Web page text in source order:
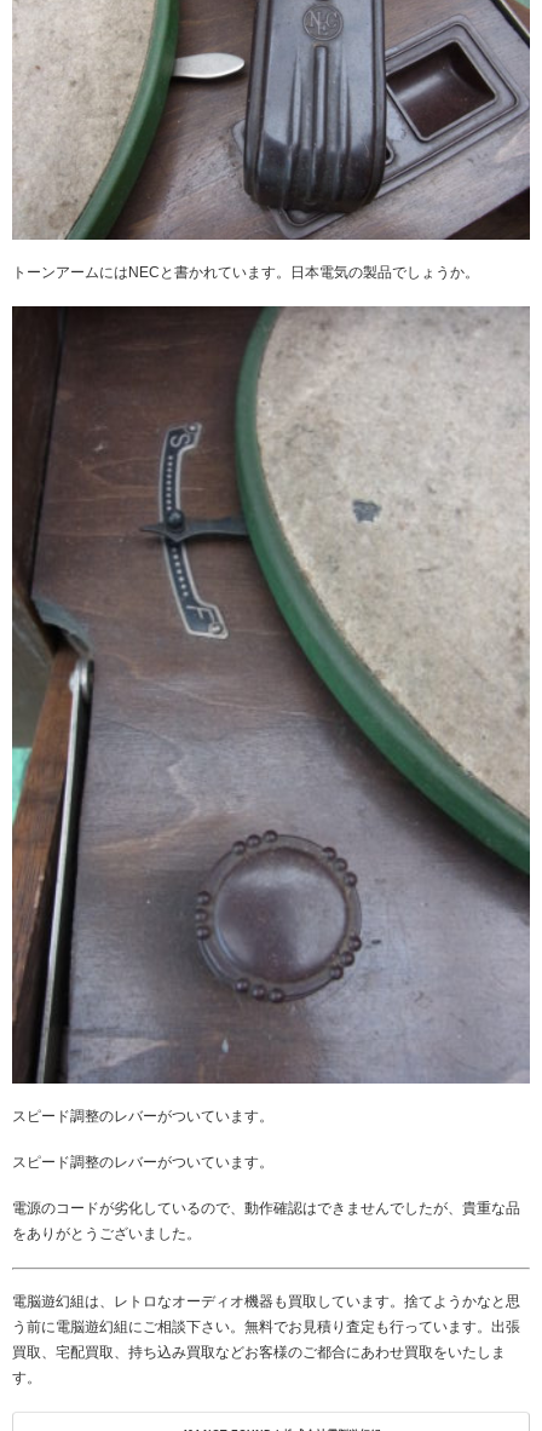
トーンアームにはNECと書かれています。日本電気の製品でしょうか。
スピード調整のレバーがついています。
スピード調整のレバーがついています。
電源のコードが劣化しているので、動作確認はできませんでしたが、貴重な品
をありがとうございました。
電脳遊幻組は、レトロなオーディオ機器も買取しています。捨てようかなと思
う前に電脳遊幻組にご相談下さい。無料でお見積り査定も行っています。出張
買取、宅配買取、持ち込み買取などお客様のご都合にあわせ買取をいたしま
す。